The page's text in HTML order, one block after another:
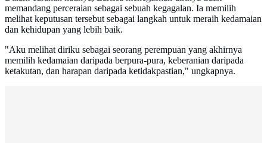
memandang perceraian sebagai sebuah kegagalan. Ia memilih
melihat keputusan tersebut sebagai langkah untuk meraih kedamaian
dan kehidupan yang lebih baik.
"Aku melihat diriku sebagai seorang perempuan yang akhirnya
memilih kedamaian daripada berpura-pura, keberanian daripada
ketakutan, dan harapan daripada ketidakpastian," ungkapnya.